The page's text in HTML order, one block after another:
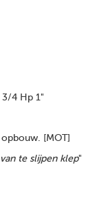
4 Hp 1"
[MOT]
te slijpen klep"